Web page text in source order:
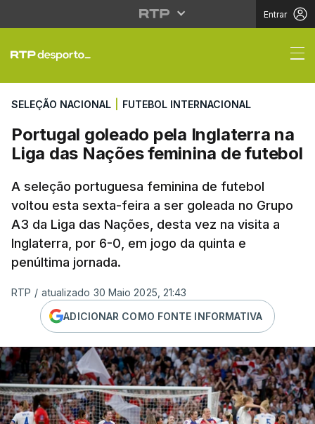
Entrar
Portugal goleado
SELEÇÃO NACIONAL FUTEBOL INTERNACIONAL
Portugal goleado pela Inglaterra na
Liga das Nações feminina de futebol
A seleção portuguesa feminina de futebol
voltou esta sexta-feira a ser goleada no Grupo
A3 da Liga das Nações, desta vez na visita a
Inglaterra, por 6-0, em jogo da quinta e
penúltima jornada.
RTP / atualizado 30 Maio 2025, 21:43
ADICIONAR COMO FONTE INFORMATIVA